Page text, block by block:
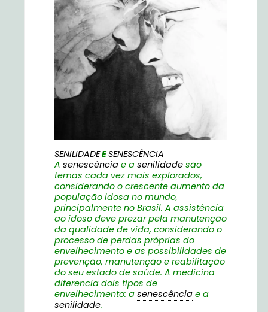
SENILIDADEESENESCÊNCIA
A senescência e a senilidade são
temas cada vez mais explorados,
considerando o crescente aumento da
população idosa no mundo,
principalmente no Brasil. A assistência
ao idoso deve prezar pela manutenção
da qualidade de vida, considerando o
processo de perdas próprias do
envelhecimento e as possibilidades de
prevenção, manutenção e reabilitação
do seu estado de saúde. A medicina
diferencia dois tipos de
envelhecimento: a senescência e a
senilidade.